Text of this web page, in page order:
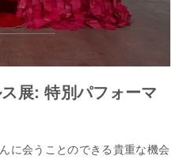
展: 特別パフォーマ
に会うことのできる貴重な機会